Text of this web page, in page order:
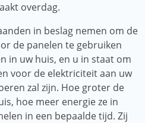
overdag.
in beslag nemen om de
de panelen te gebruiken
in uw huis, en u in staat om
voor de elektriciteit aan uw
zal zijn. Hoe groter de
hoe meer energie ze in
in een bepaalde tijd. Zij